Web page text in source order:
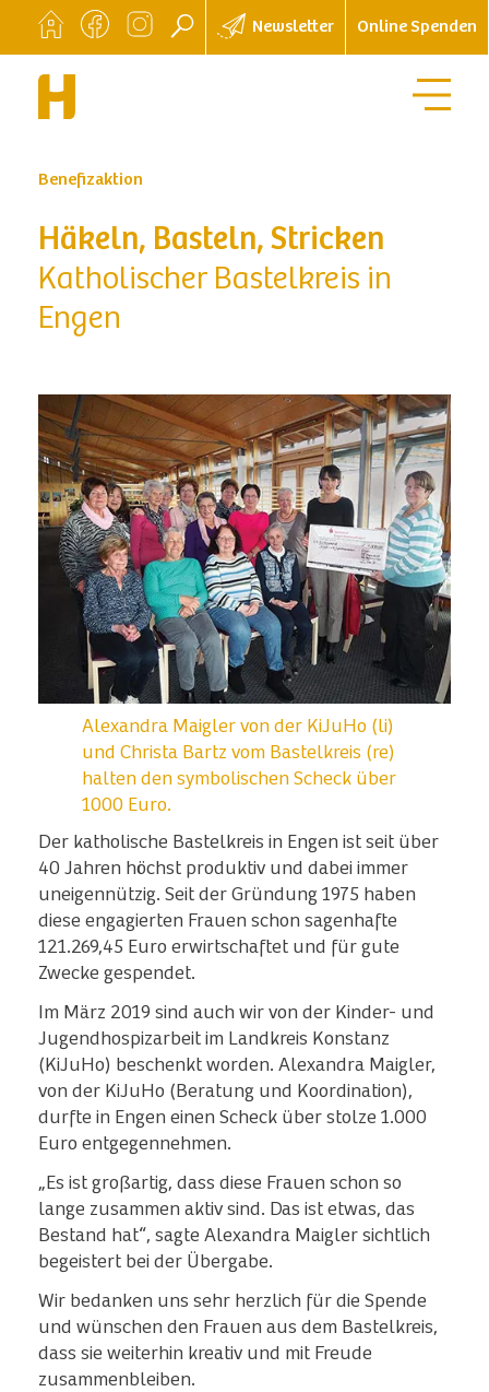
Newsletter Online Spenden
Benefizaktion
Häkeln, Basteln, Stricken
Katholischer Bastelkreis in
Engen
Alexandra Maigler von der KiJuHo (li)
und Christa Bartz vom Bastelkreis (re)
halten den symbolischen Scheck über
1000 Euro.
Der katholische Bastelkreis in Engen ist seit über
40 Jahren höchst produktiv und dabei immer
uneigennützig. Seit der Gründung 1975 haben
diese engagierten Frauen schon sagenhafte
121.269,45 Euro erwirtschaftet und für gute
Zwecke gespendet.
Im März 2019 sind auch wir von der Kinder- und
Jugendhospizarbeit im Landkreis Konstanz
(KiJuHo) beschenkt worden. Alexandra Maigler,
von der KiJuHo (Beratung und Koordination),
durfte in Engen einen Scheck über stolze 1.000
Euro entgegennehmen.
„Es ist großartig, dass diese Frauen schon so
lange zusammen aktiv sind. Das ist etwas, das
Bestand hat“, sagte Alexandra Maigler sichtlich
begeistert bei der Übergabe.
Wir bedanken uns sehr herzlich für die Spende
und wünschen den Frauen aus dem Bastelkreis,
dass sie weiterhin kreativ und mit Freude
zusammenbleiben.